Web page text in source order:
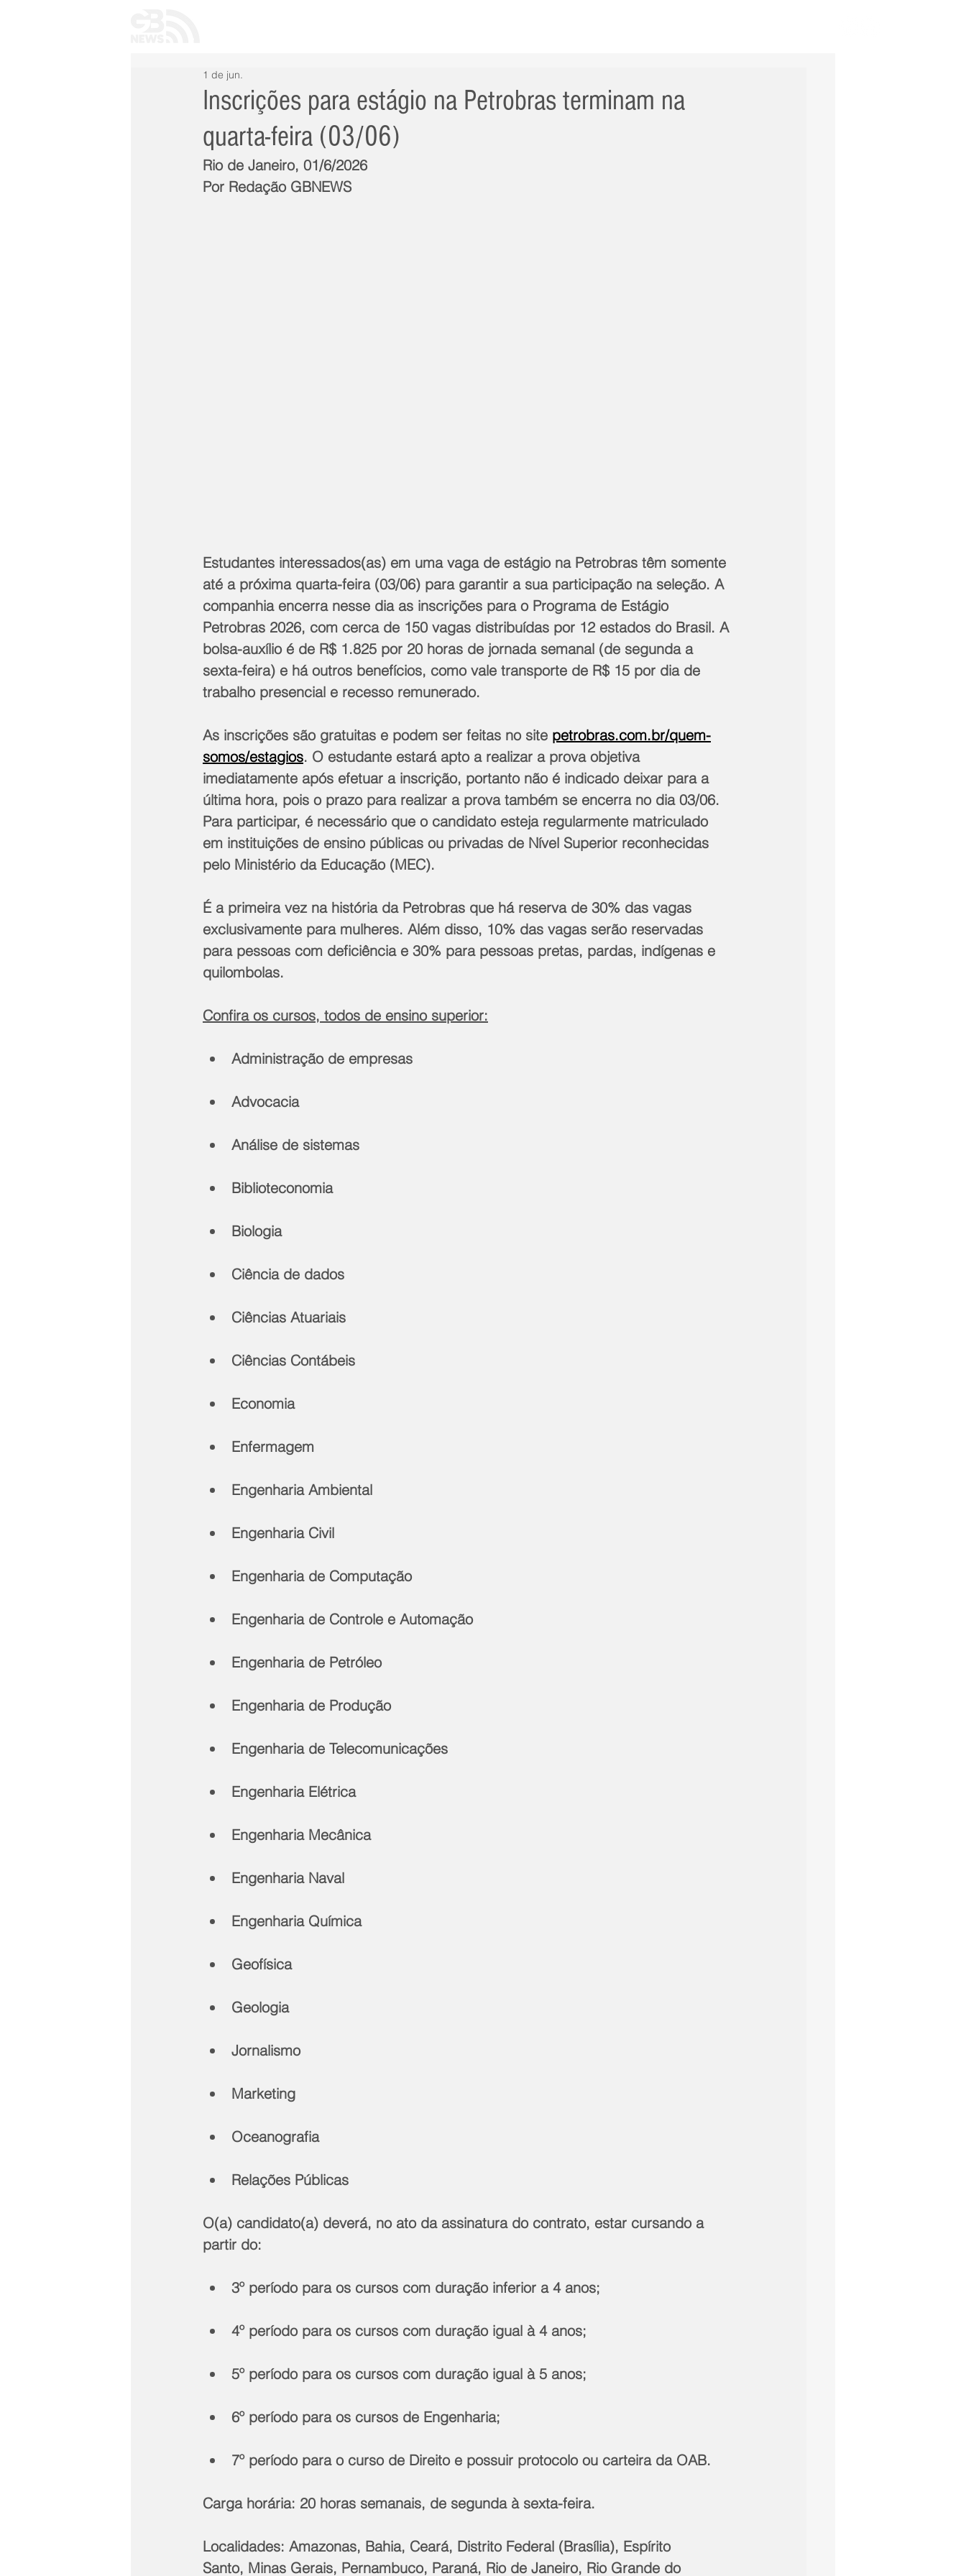
Inscrições para estágio na Petrobras terminam na
quarta-feira (03/06)
1 de jun.
Rio de Janeiro, 01/6/2026
Por Redação GBNEWS
Estudantes interessados(as) em uma vaga de estágio na Petrobras têm somente
até a próxima quarta-feira (03/06) para garantir a sua participação na seleção. A
companhia encerra nesse dia as inscrições para o Programa de Estágio
Petrobras 2026, com cerca de 150 vagas distribuídas por 12 estados do Brasil. A
bolsa-auxílio é de R$ 1.825 por 20 horas de jornada semanal (de segunda a
sexta-feira) e há outros benefícios, como vale transporte de R$ 15 por dia de
trabalho presencial e recesso remunerado.
As inscrições são gratuitas e podem ser feitas no site petrobras.com.br/quem-
somos/estagios. O estudante estará apto a realizar a prova objetiva
imediatamente após efetuar a inscrição, portanto não é indicado deixar para a
última hora, pois o prazo para realizar a prova também se encerra no dia 03/06.
Para participar, é necessário que o candidato esteja regularmente matriculado
em instituições de ensino públicas ou privadas de Nível Superior reconhecidas
pelo Ministério da Educação (MEC).
É a primeira vez na história da Petrobras que há reserva de 30% das vagas
exclusivamente para mulheres. Além disso, 10% das vagas serão reservadas
para pessoas com deficiência e 30% para pessoas pretas, pardas, indígenas e
quilombolas.
Confira os cursos, todos de ensino superior:
Administração de empresas
Advocacia
Análise de sistemas
Biblioteconomia
Biologia
Ciência de dados
Ciências Atuariais
Ciências Contábeis
Economia
Enfermagem
Engenharia Ambiental
Engenharia Civil
Engenharia de Computação
Engenharia de Controle e Automação
Engenharia de Petróleo
Engenharia de Produção
Engenharia de Telecomunicações
Engenharia Elétrica
Engenharia Mecânica
Engenharia Naval
Engenharia Química
Geofísica
Geologia
Jornalismo
Marketing
Oceanografia
Relações Públicas
O(a) candidato(a) deverá, no ato da assinatura do contrato, estar cursando a
partir do:
3º período para os cursos com duração inferior a 4 anos;
4º período para os cursos com duração igual à 4 anos;
5º período para os cursos com duração igual à 5 anos;
6º período para os cursos de Engenharia;
7º período para o curso de Direito e possuir protocolo ou carteira da OAB.
Carga horária: 20 horas semanais, de segunda à sexta-feira.
Localidades: Amazonas, Bahia, Ceará, Distrito Federal (Brasília), Espírito
Santo, Minas Gerais, Pernambuco, Paraná, Rio de Janeiro, Rio Grande do